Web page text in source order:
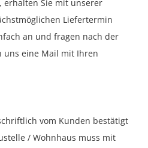
erhalten Sie mit unserer
Liefertermin
an und fragen nach der
uns eine Mail mit Ihren
vom Kunden bestätigt
/ Wohnhaus muss mit